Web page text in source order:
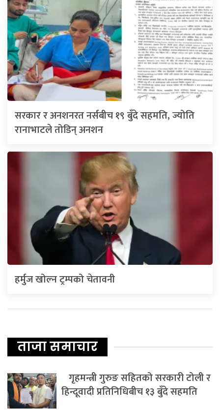
सरकार र अनशनरत नर्सबीच १९ बुँदे सहमति, ज्योति
रानाभाटले तोडिन् अनशन
हर्मुज खोल्न ट्रम्पको चेतावनी
ताजा समाचार
गृहमन्त्री गुरुङ सहितको सरकारी टोली र
हिन्दूवादी प्रतिनिधिबीच १३ बुँदे सहमति